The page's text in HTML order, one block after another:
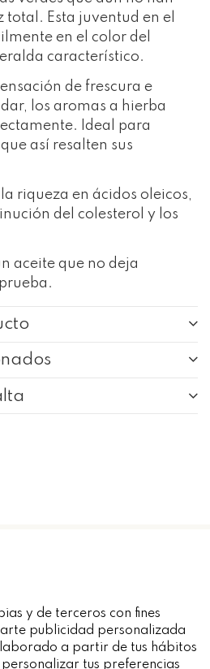
total. Esta juventud en el
en el color del
característico.
de frescura e
los aromas a hierba
Ideal para
así resalten sus
riqueza en ácidos oleicos,
del colesterol y los
aceite que no deja
y de terceros con fines
publicidad personalizada
a partir de tus hábitos
tus preferencias